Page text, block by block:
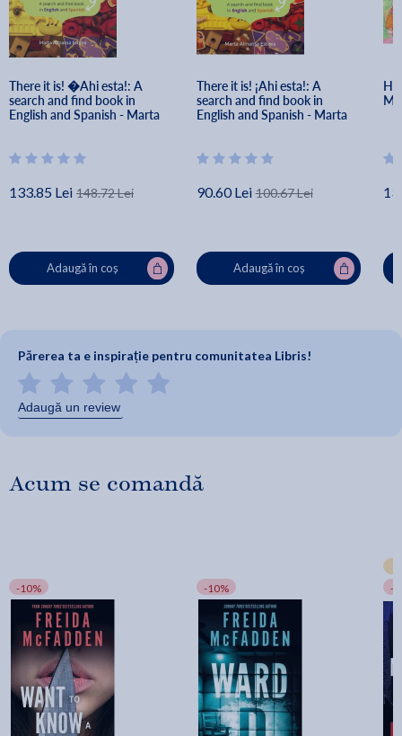
There it is! �Ahi esta!: A
search and find book in
English and Spanish - Marta
133.85 Lei 148.72 Lei
Adaugă în coș
There it is! ¡Ahi esta!: A
search and find book in
English and Spanish - Marta
90.60 Lei 100.67 Lei
Adaugă în coș
Părerea ta e inspirație pentru comunitatea Libris!
Adaugă un review
Acum se comandă
-10% -10% -